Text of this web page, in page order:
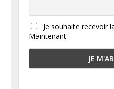
Je souhaite recevoir
Maintenant